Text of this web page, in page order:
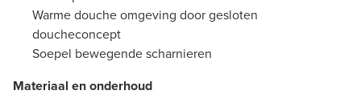
Warme douche omgeving door gesloten
doucheconcept
Soepel bewegende scharnieren
Materiaal en onderhoud